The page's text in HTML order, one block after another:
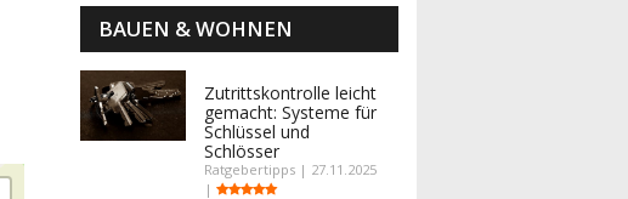
BAUEN & WOHNEN
Zutrittskontrolle leicht
gemacht: Systeme für
Schlüssel und
Schlösser
Ratgebertipps | 27.11.2025
|